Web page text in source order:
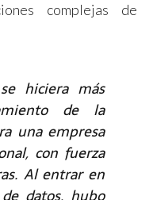
complejas de
hiciera más
de la
una empresa
con fuerza
Al entrar en